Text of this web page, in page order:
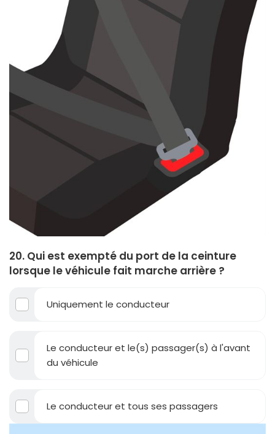
20. Qui est exempté du port de la ceinture
lorsque le véhicule fait marche arrière ?
Uniquement le conducteur
Le conducteur et le(s) passager(s) à l'avant
du véhicule
Le conducteur et tous ses passagers